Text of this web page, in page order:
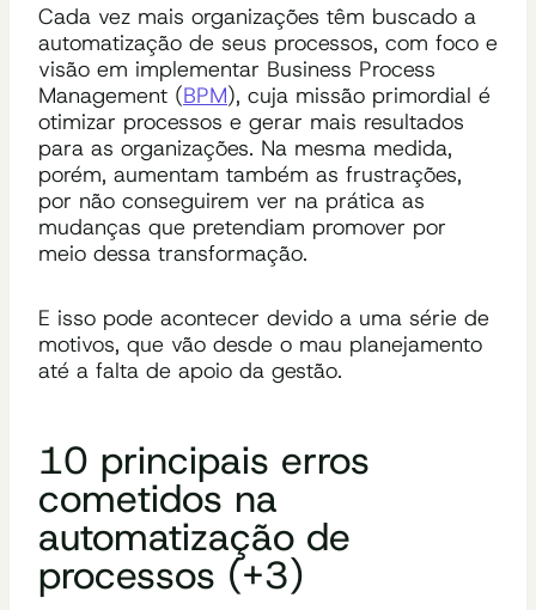
Cada vez mais organizações têm buscado a
automatização de seus processos, com foco e
visão em implementar Business Process
Management (BPM), cuja missão primordial é
otimizar processos e gerar mais resultados
para as organizações. Na mesma medida,
porém, aumentam também as frustrações,
por não conseguirem ver na prática as
mudanças que pretendiam promover por
meio dessa transformação.
E isso pode acontecer devido a uma série de
motivos, que vão desde o mau planejamento
até a falta de apoio da gestão.
10 principais erros
cometidos na
automatização de
processos (+3)